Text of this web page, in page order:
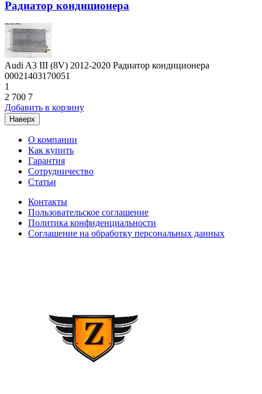
Радиатор кондиционера
Audi A3 III (8V) 2012-2020 Радиатор кондиционера
00021403170051
1
2 700 7
Добавить в корзину
Наверх
О компании
Как купить
Гарантия
Сотрудничество
Статьи
Контакты
Пользовательское соглашение
Политика конфиденциальности
Соглашение на обработку персональных данных